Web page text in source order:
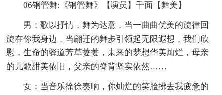
06钢管舞:《钢管舞》【演员】千面【舞美】
男：歌以抒情，舞为达意，当一曲曲优美的旋律回
旋在你我身边，当翩迁的舞步引领起无限遐想，我们欣
慰，生命的驿道芳草萋萋，未来的梦想华美灿烂，母亲
的儿歌甜美依旧，父亲的脊背坚实依然……
女：当音乐徐徐奏响，你灿烂的笑脸拂去我疲惫的